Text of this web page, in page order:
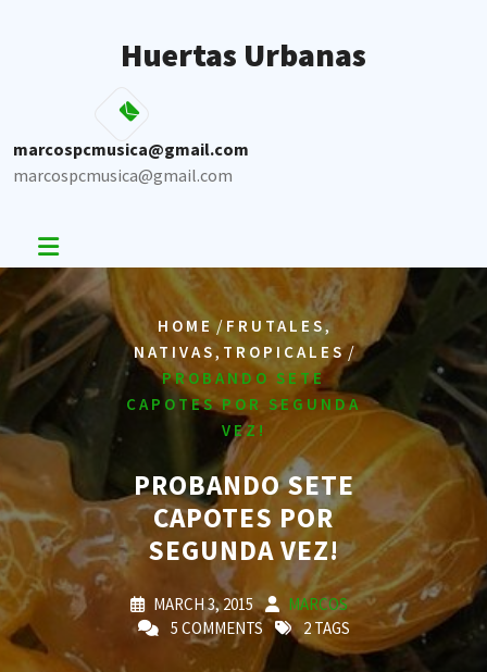
Huertas Urbanas
marcospcmusica@gmail.com
marcospcmusica@gmail.com
HOME/FRUTALES,
NATIVAS, TROPICALES/
PROBANDO SETE
CAPOTES POR SEGUNDA
VEZ!
PROBANDO SETE
CAPOTES POR
SEGUNDA VEZ!
MARCH 3, 2015
MARCOS
5 COMMENTS
2 TAGS